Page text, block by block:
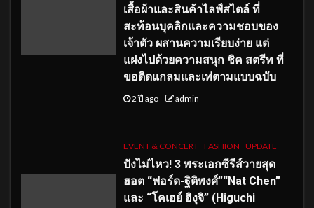
เสื้อผ้าและสินค้าไลฟ์สไตล์ ที่
สะท้อนบุคลิกและความชอบของ
เจ้าตัว ผสานความเรียบง่าย แต่
แฝงไปด้วยความสนุก ชิค สตรีท ที่
ขอติดแกลมและเท่ตามแบบฉบับ
2 ปี ago admin
EVENT & CONCERT FASHION UPDATE
ปังไม่ไหว! 3 พระเอกซีรีส์วายสุด
ฮอต “ฟอร์ด-ฐิติพงศ์”“Nat Chen”
และ “โคเฮย์ ฮิงุจิ” (Higuchi